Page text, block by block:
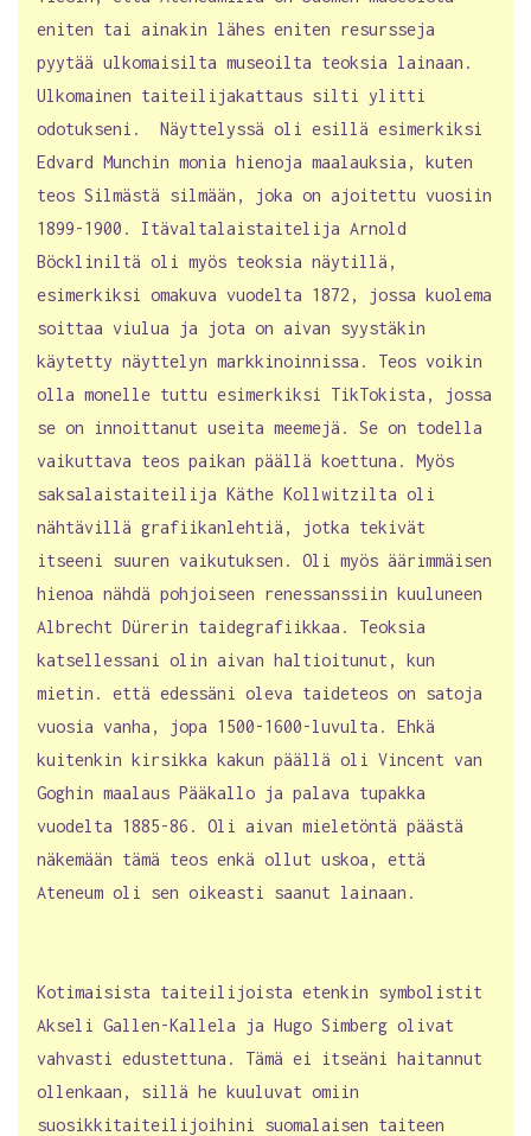
eniten tai ainakin lähes eniten resursseja
pyytää ulkomaisilta museoilta teoksia lainaan.
Ulkomainen taiteilijakattaus silti ylitti
odotukseni. Näyttelyssä oli esillä esimerkiksi
Edvard Munchin monia hienoja maalauksia, kuten
teos Silmästä silmään, joka on ajoitettu vuosiin
1899-1900. Itävaltalaistaitelija Arnold
Böckliniltä oli myös teoksia näytillä,
esimerkiksi omakuva vuodelta 1872, jossa kuolema
soittaa viulua ja jota on aivan syystäkin
käytetty näyttelyn markkinoinnissa. Teos voikin
olla monelle tuttu esimerkiksi TikTokista, jossa
se on innoittanut useita meemejä. Se on todella
vaikuttava teos paikan päällä koettuna. Myös
saksalaistaiteilija Käthe Kollwitzilta oli
nähtävillä grafiikanlehtiä, jotka tekivät
itseeni suuren vaikutuksen. Oli myös äärimmäisen
hienoa nähdä pohjoiseen renessanssiin kuuluneen
Albrecht Dürerin taidegrafiikkaa. Teoksia
katsellessani olin aivan haltioitunut, kun
mietin. että edessäni oleva taideteos on satoja
vuosia vanha, jopa 1500-1600-luvulta. Ehkä
kuitenkin kirsikka kakun päällä oli Vincent van
Goghin maalaus Pääkallo ja palava tupakka
vuodelta 1885-86. Oli aivan mieletöntä päästä
näkemään tämä teos enkä ollut uskoa, että
Ateneum oli sen oikeasti saanut lainaan.
Kotimaisista taiteilijoista etenkin symbolistit
Akseli Gallen-Kallela ja Hugo Simberg olivat
vahvasti edustettuna. Tämä ei itseäni haitannut
ollenkaan, sillä he kuuluvat omiin
suosikkitaiteilijoihini suomalaisen taiteen